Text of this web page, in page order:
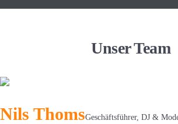
Unser Team
Nils ThomsGeschäftsführer, DJ &